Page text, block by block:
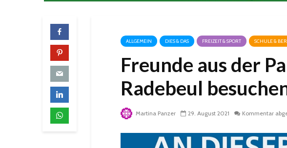
ALLGEMEIN DIES & DAS FREIZEIT & SPORT SCHULE &
Freunde aus der
Radebeul
Martina Panzer 29. August 2021 Kommentar